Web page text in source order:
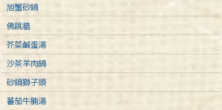
旭蟹砂鍋
佛跳牆
芥菜鹹蛋湯
沙茶羊肉鍋
砂鍋獅子頭
蕃茄牛腩湯